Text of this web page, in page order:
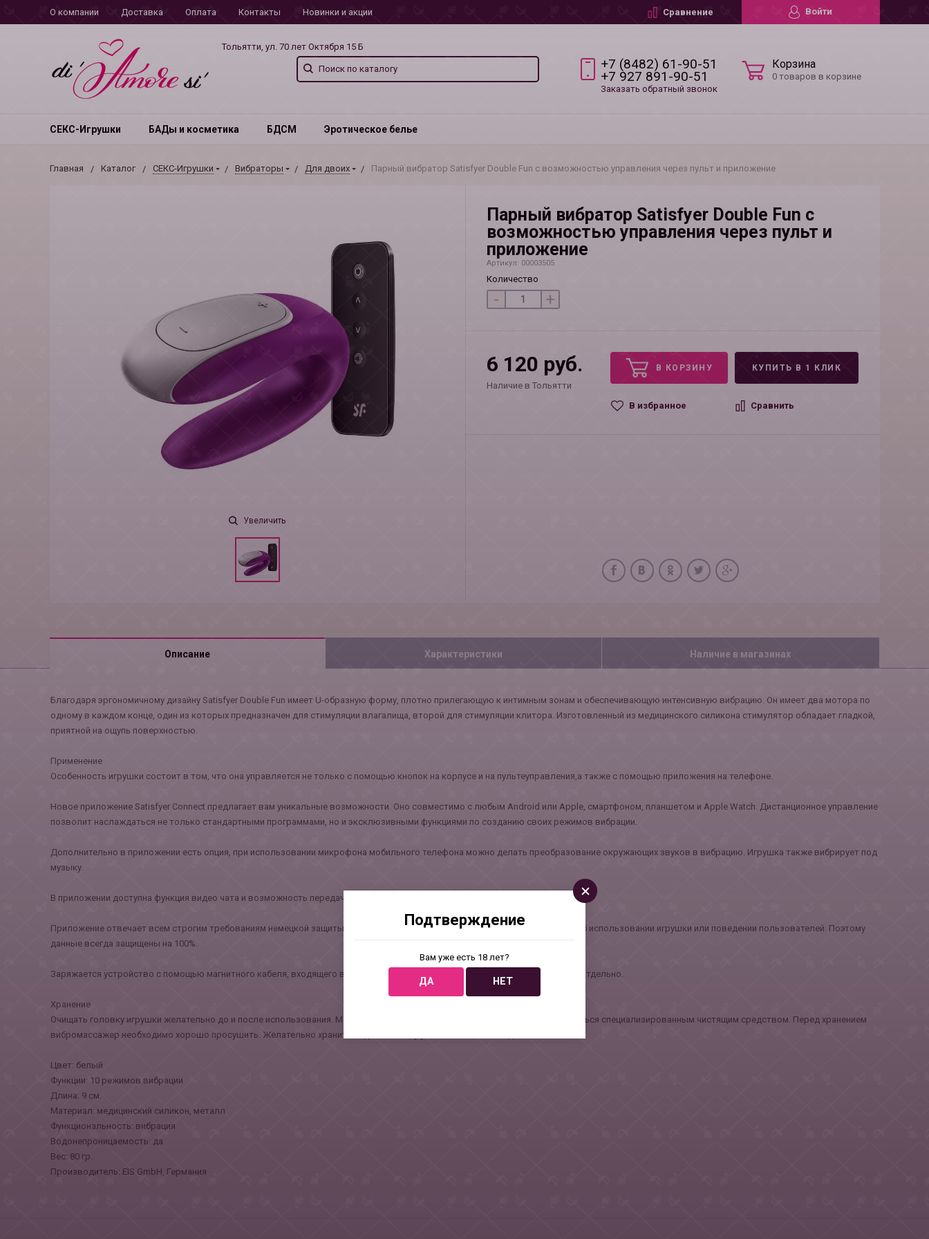
О компании Доставка Оплата Контакты Новинки и акции Сравнение Войти
Тольятти, ул. 70 лет Октября 15 Б
+7 (8482) 61-90-51
+7 927 891-90-51
Заказать обратный звонок
Корзина
0 товаров в корзине
СЕКС-Игрушки БАДы и косметика БДСМ Эротическое белье
Главная Каталог СЕКС-Игрушки Вибраторы Для двоих Парный вибратор Satisfyer Double Fun с возможностью управления через пульт и приложение
Увеличить
Парный вибратор Satisfyer Double Fun с
возможностью управления через пульт и
приложение
Артикул: 00003505
Количество
- +
6 120 руб.
Наличие в Тольятти
В КОРЗИНУ КУПИТЬ В 1 КЛИК
В избранное Сравнить
Описание Характеристики Наличие в магазинах
Благодаря эргономичному дизайну Satisfyer Double Fun имеет U-образную форму, плотно прилегающую к интимным зонам и обеспечивающую интенсивную вибрацию. Он имеет два мотора по
одному в каждом конце, один из которых предназначен для стимуляции влагалища, второй для стимуляции клитора. Изготовленный из медицинского силикона стимулятор обладает гладкой,
приятной на ощупь поверхностью.
Применение
Особенность игрушки состоит в том, что она управляется не только с помощью кнопок на корпусе и на пультеуправления,а также с помощью приложения на телефоне.
Новое приложение Satisfyer Connect предлагает вам уникальные возможности. Оно совместимо с любым Android или Apple, смартфоном, планшетом и Apple Watch. Дистанционное управление
позволит наслаждаться не только стандартными программами, но и эксклюзивными функциями по созданию своих режимов вибрации.
Дополнительно в приложении есть опция, при использовании микрофона мобильного телефона можно делать преобразование окружающих звуков в вибрацию. Игрушка также вибрирует под
музыку.
В приложении доступна функция видео чата и возможность передачи управления игрушкой другому человеку.
Приложение отвечает всем строгим требованиям немецкой защиты данных. Satisfyer Connect не собирает никаких данных об использовании игрушки или поведении пользователей. Поэтому
данные всегда защищены на 100%.
Заряжается устройство с помощью магнитного кабеля, входящего в комплект. Адаптер для розетки необходимо покупать отдельно.
Хранение
Очищать головку игрушки желательно до и после использования. Можно помыть в теплой воде с мылом или воспользоваться специализированным чистящим средством. Перед хранением
вибромассажер необходимо хорошо просушить. Желательно хранить отдельно от других силиконовых изделий.
Цвет: белый
Функции: 10 режимов вибрации
Длина: 9 см.
Материал: медицинский силикон, металл
Функциональность: вибрация
Водонепроницаемость: да
Вес: 80 гр.
Производитель: EIS GmbH, Германия
Подтверждение
Вам уже есть 18 лет?
ДА НЕТ